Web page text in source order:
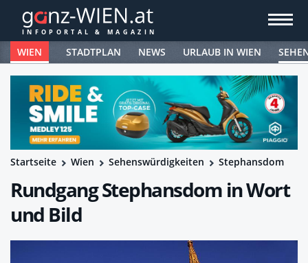
WIEN STADTPLAN NEWS URLAUB IN WIEN
Startseite Wien Sehenswürdigkeiten Stephansdom
Rundgang Stephansdom in Wort
und Bild